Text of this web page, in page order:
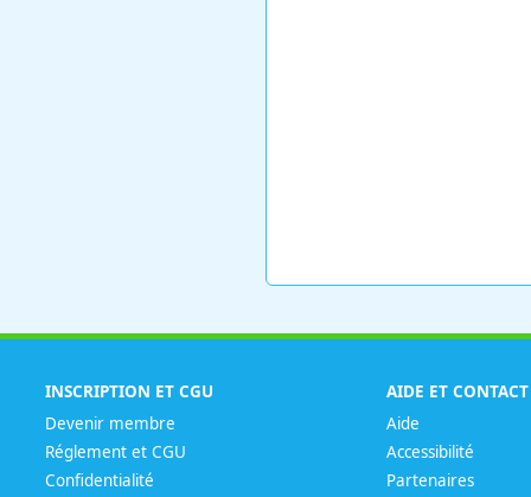
INSCRIPTION ET CGU
Devenir membre
Réglement et CGU
Confidentialité
AIDE ET CONTACT
Aide
Accessibilité
Partenaires